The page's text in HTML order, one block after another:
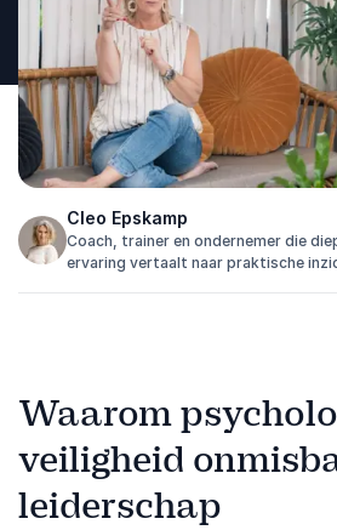
Cleo Epskamp
Coach, trainer en ondernemer die
ervaring vertaalt naar praktische
Waarom
veiligheid
leiderschap